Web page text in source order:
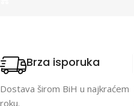
Brza isporuka
Dostava širom BiH u najkraćem
roku.